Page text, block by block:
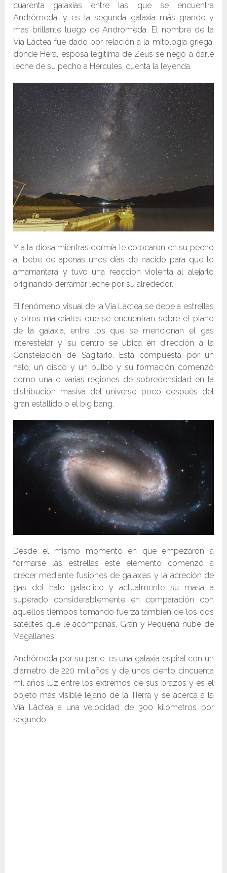
cuarenta galaxias entre las que se encuentra
Andrómeda, y es la segunda galaxia más grande y
mas brillante luego de Andrómeda. El nombre de la
Vía Láctea fue dado por relación a la mitología griega,
donde Hera, esposa legítima de Zeus se negó a darle
leche de su pecho a Hércules, cuenta la leyenda.
Y a la diosa mientras dormía le colocaron en su pecho
al bebe de apenas unos días de nacido para que lo
amamantara y tuvo una reacción violenta al alejarlo
originando derramar leche por su alrededor.
El fenómeno visual de la Vía Láctea se debe a estrellas
y otros materiales que se encuentran sobre el plano
de la galaxia, entre los que se mencionan el gas
interestelar y su centro se ubica en dirección a la
Constelación de Sagitario. Está compuesta por un
halo, un disco y un bulbo y su formación comenzó
como una o varias regiones de sobredensidad en la
distribución masiva del universo poco después del
gran estallido o el big bang.
Desde el mismo momento en que empezaron a
formarse las estrellas este elemento comenzó a
crecer mediante fusiones de galaxias y la acreción de
gas del halo galáctico y actualmente su masa a
superado considerablemente en comparación con
aquellos tiempos tomando fuerza también de los dos
satélites que le acompañas, Gran y Pequeña nube de
Magallanes.
Andrómeda por su parte, es una galaxia espiral con un
diámetro de 220 mil años y de unos ciento cincuenta
mil años luz entre los extremos de sus brazos y es el
objeto más visible lejano de la Tierra y se acerca a la
Vía Láctea a una velocidad de 300 kilómetros por
segundo.